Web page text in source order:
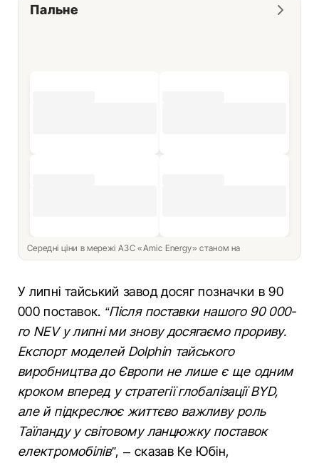
Пальне
Середні ціни в мережі АЗС «Amic Energy» станом на
У липні тайський завод досяг позначки в 90
000 поставок. “Після поставки нашого 90 000-
го NEV у липні ми знову досягаємо прориву.
Експорт моделей Dolphin тайського
виробництва до Європи не лише є ще одним
кроком вперед у стратегії глобалізації BYD,
але й підкреслює життєво важливу роль
Таїланду у світовому ланцюжку поставок
електромобілів”, – сказав Ке Юбін,